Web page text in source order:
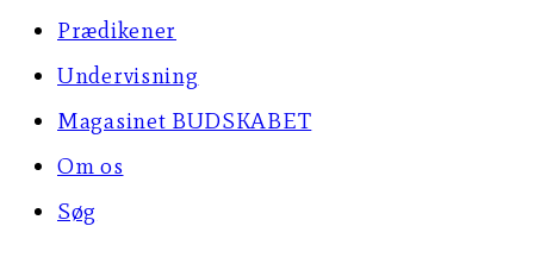
Prædikener
Undervisning
Magasinet BUDSKABET
Om os
Søg